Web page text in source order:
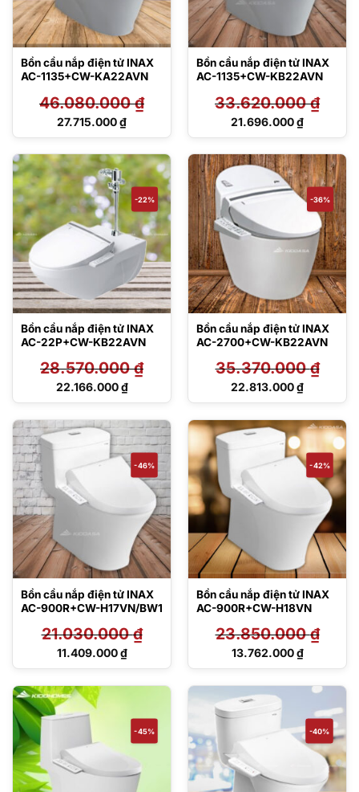
Bồn cầu nắp điện tử INAX
AC-1135+CW-KA22AVN
46.080.000₫
Giá
46.080.000 ₫.
27.715.000₫
Giá
tại
là:
27.715.000 ₫.
Bồn cầu nắp điện tử INAX
AC-1135+CW-KB22AVN
33.620.000₫
Giá
33.620.000 ₫.
21.696.000₫
Giá
tại
là:
21.696.000 ₫.
-22%
Bồn cầu nắp điện tử INAX
AC-22P+CW-KB22AVN
28.570.000₫
Giá
28.570.000 ₫.
22.166.000₫
Giá
tại
22.166.000 ₫.
-36%
Bồn cầu nắp điện tử INAX
AC-2700+CW-KB22AVN
35.370.000₫
Giá
35.370.000 ₫.
22.813.000₫
Giá
tại
22.813.000 ₫.
-46%
Bồn cầu nắp điện tử INAX
AC-900R+CW-H17VN/BW1
21.030.000₫
Giá
21.030.000 ₫.
11.409.000₫
Giá
tại
là:
11.409.000 ₫.
-42%
Bồn cầu nắp điện tử INAX
AC-900R+CW-H18VN
23.850.000₫
Giá
23.850.000 ₫.
13.762.000₫
Giá
13.762.000 ₫.
-45% -40%